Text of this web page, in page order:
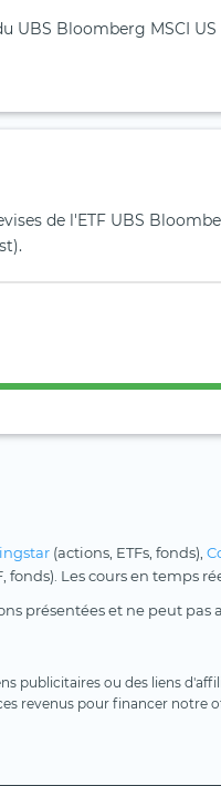
UBS Bloomberg MSCI
de l'ETF UBS
(actions, ETFs, fonds),
fonds). Les cours en
présentées et ne peut pas
publicitaires ou des liens
revenus pour financer notre